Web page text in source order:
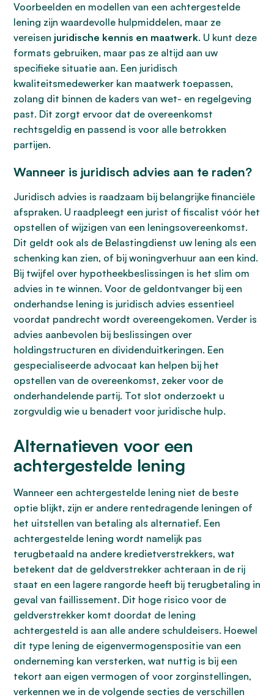
Voorbeelden en modellen van een achtergestelde
lening zijn waardevolle hulpmiddelen, maar ze
vereisen juridische kennis en maatwerk. U kunt deze
formats gebruiken, maar pas ze altijd aan uw
specifieke situatie aan. Een juridisch
kwaliteitsmedewerker kan maatwerk toepassen,
zolang dit binnen de kaders van wet- en regelgeving
past. Dit zorgt ervoor dat de overeenkomst
rechtsgeldig en passend is voor alle betrokken
partijen.
Wanneer is juridisch advies aan te raden?
Juridisch advies is raadzaam bij belangrijke financiële
afspraken. U raadpleegt een jurist of fiscalist vóór het
opstellen of wijzigen van een leningsovereenkomst.
Dit geldt ook als de Belastingdienst uw lening als een
schenking kan zien, of bij woningverhuur aan een kind.
Bij twijfel over hypotheekbeslissingen is het slim om
advies in te winnen. Voor de geldontvanger bij een
onderhandse lening is juridisch advies essentieel
voordat pandrecht wordt overeengekomen. Verder is
advies aanbevolen bij beslissingen over
holdingstructuren en dividenduitkeringen. Een
gespecialiseerde advocaat kan helpen bij het
opstellen van de overeenkomst, zeker voor de
onderhandelende partij. Tot slot onderzoekt u
zorgvuldig wie u benadert voor juridische hulp.
Alternatieven voor een
achtergestelde lening
Wanneer een achtergestelde lening niet de beste
optie blijkt, zijn er andere rentedragende leningen of
het uitstellen van betaling als alternatief. Een
achtergestelde lening wordt namelijk pas
terugbetaald na andere kredietverstrekkers, wat
betekent dat de geldverstrekker achteraan in de rij
staat en een lagere rangorde heeft bij terugbetaling in
geval van faillissement. Dit hoge risico voor de
geldverstrekker komt doordat de lening
achtergesteld is aan alle andere schuldeisers. Hoewel
dit type lening de eigenvermogenspositie van een
onderneming kan versterken, wat nuttig is bij een
tekort aan eigen vermogen of voor zorginstellingen,
verkennen we in de volgende secties de verschillen